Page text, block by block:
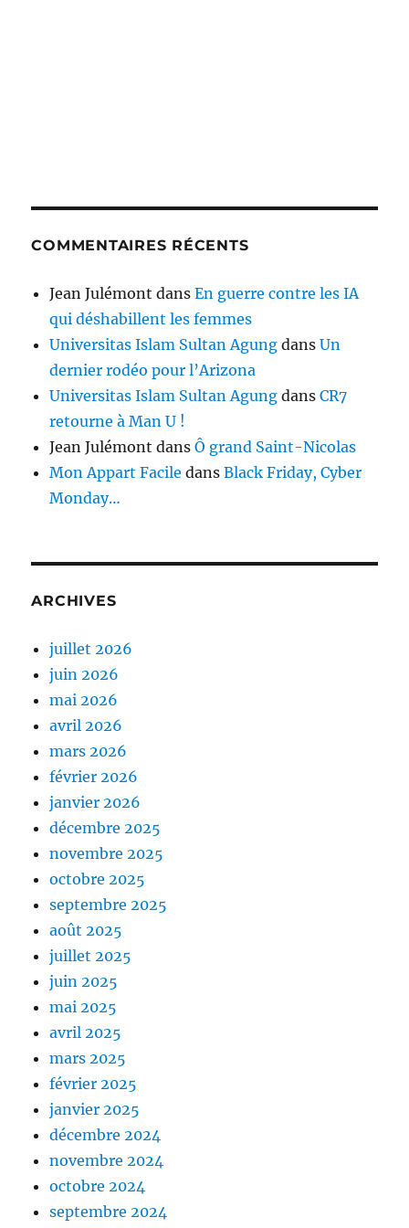
COMMENTAIRES RÉCENTS
Jean Julémont dansEn guerre contre les IA
qui déshabillent les femmes
Universitas Islam Sultan Agung dansUn
dernier rodéo pour l’Arizona
Universitas Islam Sultan Agung dansCR7
retourne à Man U !
Jean Julémont dansÔ grand Saint-Nicolas
Mon Appart Facile dansBlack Friday, Cyber
Monday…
ARCHIVES
juillet 2026
juin 2026
mai 2026
avril 2026
mars 2026
février 2026
janvier 2026
décembre 2025
novembre 2025
octobre 2025
septembre 2025
août 2025
juillet 2025
juin 2025
mai 2025
avril 2025
mars 2025
février 2025
janvier 2025
décembre 2024
novembre 2024
octobre 2024
septembre 2024